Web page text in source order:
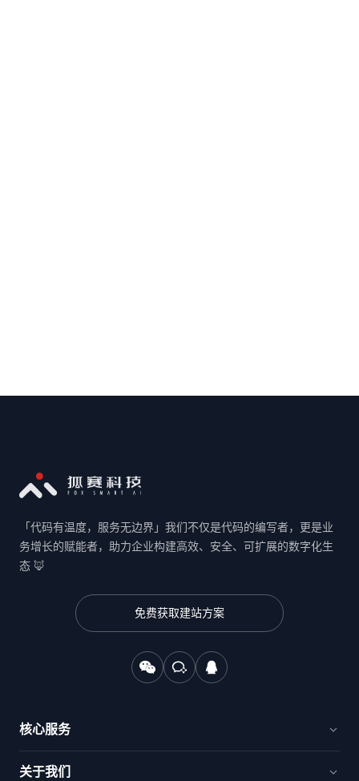
「代码有温度，服务无边界」我们不仅是代码的编写者，更是业
务增长的赋能者，助力企业构建高效、安全、可扩展的数字化生
态 🦊
免费获取建站方案
核心服务
电商新零售与交易平台
关于我们